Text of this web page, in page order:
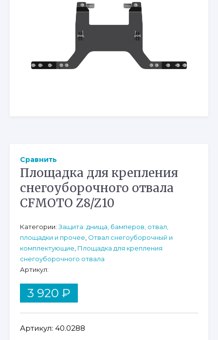
Площадка для крепления
снегоуборочного отвала
CFMOTO Z8/Z10
3 920 ₽
Артикул: 40.0288
Сравнить
Категории: Защита: днища, бамперов, отвал,
площадки и прочее, Отвал снегоуборочный и
комплектующие, Площадка для крепления
снегоуборочного отвала
Артикул: